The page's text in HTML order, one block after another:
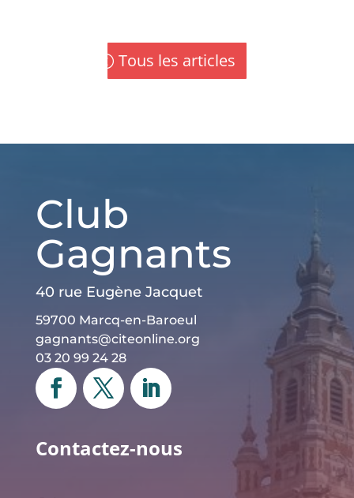
Tous les articles
Club
Gagnants
40 rue Eugène Jacquet
59700 Marcq-en-Baroeul
gagnants@citeonline.org
03 20 99 24 28
Contactez-nous